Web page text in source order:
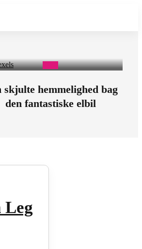
skjulte hemmelighed bag
den fantastiske elbil
Leg